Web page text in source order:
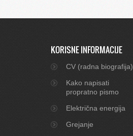
KORISNE INFORMACIJE
CV (radna biografija)
Kako napisati
propratno pismo
Električna energija
Grejanje